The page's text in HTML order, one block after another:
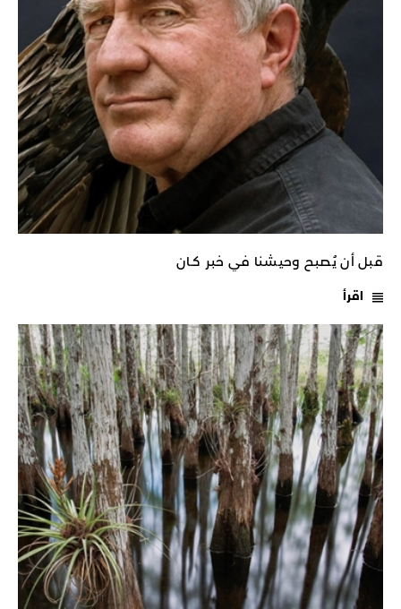
قبل أن يُصبح وحيشنا في خبر كـان
اقرأ